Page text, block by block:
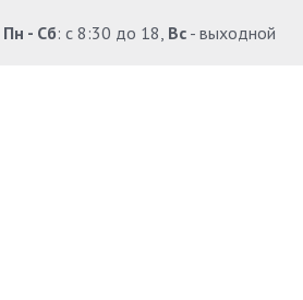
Пн - Сб: с 8:30 до 18, Вс - выходной